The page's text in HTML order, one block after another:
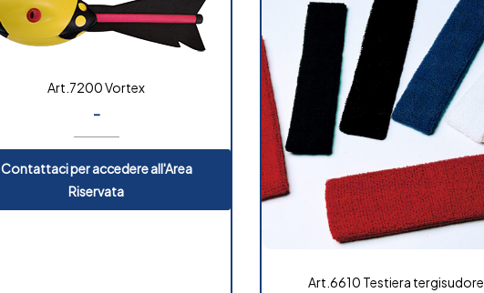
Art.7200 Vortex
-
Contattaci per accedere all'Area
Riservata
Art.6610 Testiera tergisudore